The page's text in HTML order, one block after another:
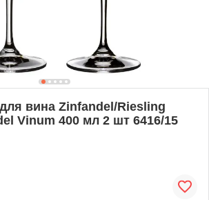
для вина Zinfandel/Riesling
Vinum 400 мл 2 шт 6416/15